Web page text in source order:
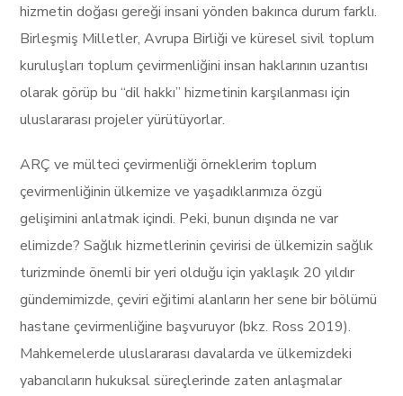
hizmetin doğası gereği insani yönden bakınca durum farklı.
Birleşmiş Milletler, Avrupa Birliği ve küresel sivil toplum
kuruluşları toplum çevirmenliğini insan haklarının uzantısı
olarak görüp bu “dil hakkı” hizmetinin karşılanması için
uluslararası projeler yürütüyorlar.
ARÇ ve mülteci çevirmenliği örneklerim toplum
çevirmenliğinin ülkemize ve yaşadıklarımıza özgü
gelişimini anlatmak içindi. Peki, bunun dışında ne var
elimizde? Sağlık hizmetlerinin çevirisi de ülkemizin sağlık
turizminde önemli bir yeri olduğu için yaklaşık 20 yıldır
gündemimizde, çeviri eğitimi alanların her sene bir bölümü
hastane çevirmenliğine başvuruyor (bkz. Ross 2019).
Mahkemelerde uluslararası davalarda ve ülkemizdeki
yabancıların hukuksal süreçlerinde zaten anlaşmalar